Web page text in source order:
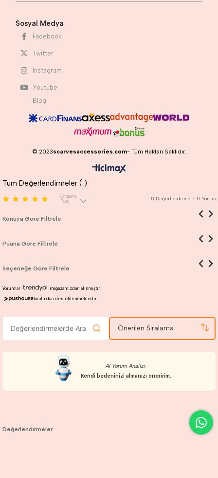
Sosyal Medya
Facebook
Twitter
Instagram
Youtube
Blog
© 2023scarvesaccessories.com- Tüm Hakları Saklıdır.
Tüm Değerlendirmeler ( )
Ortalama
Puan
0 Değerlendirme • 0 Yorum
Konuya Göre Filtrele
Puana Göre Filtrele
Seçeneğe Göre Filtrele
Yorumlar
mağazamızdan alınmıştır.
tarafından desteklenmektedir.
Önerilen Sıralama
AI Yorum Analizi:
Kendi bedeninizi almanızı öneririm.
Değerlendirmeler